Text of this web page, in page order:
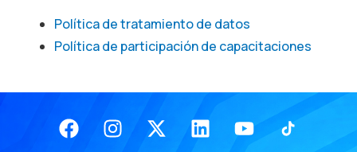
Política de tratamiento de datos
Política de participación de capacitaciones
FacebookInstagram
X-
twitter
LinkedinYoutube